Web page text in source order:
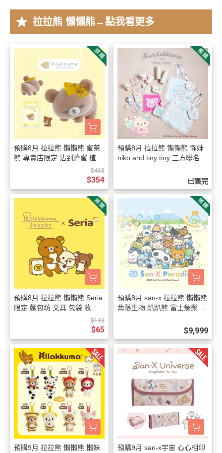
star 拉拉熊 懶懶熊←點我看更多
預購8月 拉拉熊 懶懶熊 蜜茶
熊 專賣店限定 沾到蜂蜜 植絨
$468
$354
預購8月 拉拉熊 懶懶熊 懶妹
niko and tiny tiny 三方聯名限
已售完
預購8月 拉拉熊 懶懶熊 Seria
限定 麵包坊 文具 包袋 收納
鑰匙圈 吊飾 立牌 11選1【8/6
$110
$65
預購8月 san-x 拉拉熊 懶懶熊
角落生物 趴趴熊 富士急樂園
$9,999
預購9月 拉拉熊 懶懶熊 懶妹
預購9月 san-x宇宙 心心相印